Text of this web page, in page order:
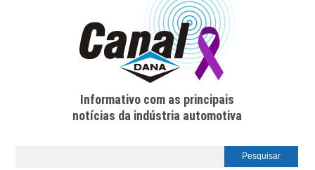
Informativo com as principais
notícias da indústria automotiva